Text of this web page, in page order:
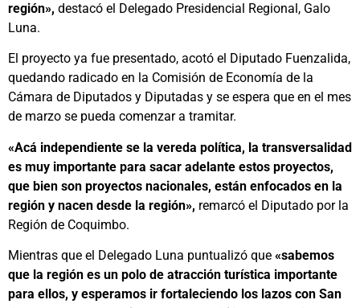
región», destacó el Delegado Presidencial Regional, Galo
Luna.
El proyecto ya fue presentado, acotó el Diputado Fuenzalida,
quedando radicado en la Comisión de Economía de la
Cámara de Diputados y Diputadas y se espera que en el mes
de marzo se pueda comenzar a tramitar.
«Acá independiente se la vereda política, la transversalidad
es muy importante para sacar adelante estos proyectos,
que bien son proyectos nacionales, están enfocados en la
región y nacen desde la región», remarcó el Diputado por la
Región de Coquimbo.
Mientras que el Delegado Luna puntualizó que «sabemos
que la región es un polo de atracción turística importante
para ellos, y esperamos ir fortaleciendo los lazos con San